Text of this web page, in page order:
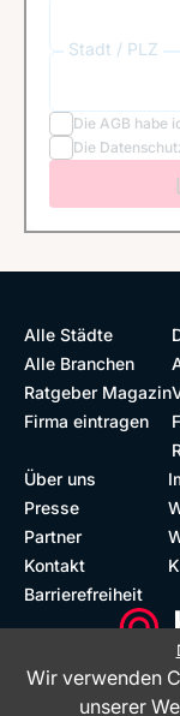
Stadt / PLZ
Die AGB habe
Die
Alle Städte
Alle Branchen
Ratgeber Magazin
Firma eintragen
Über uns
Presse
Partner
Kontakt
Barrierefreiheit
Wir verwenden
unserer